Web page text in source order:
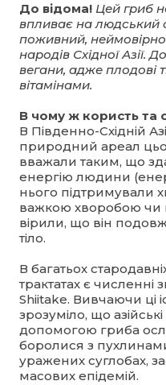
До відома! Цей гриб
впливає на людський
поживний,
народів Східної Азії.
вегани, адже плодові
вітамінами.
В чому ж користь та
В Південно-Східній
природний ареал
вважали таким, що
енергію людини
нього підтримували
важкою хворобою чи
вірили, що він
тіло.
В багатьох
трактатах є численні
Shiitake. Вивчаючи ці
зрозуміло, що
допомогою гриба
боролися з
уражених суглобах,
масових епідемій.